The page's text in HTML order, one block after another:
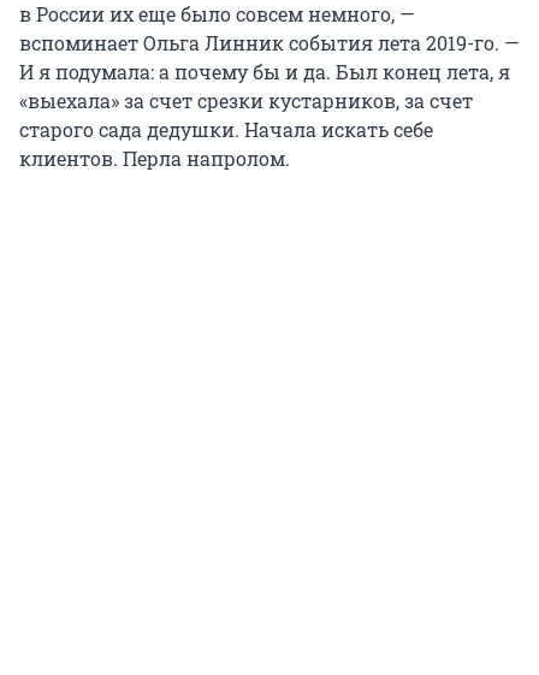
в России их еще было совсем немного, —
вспоминает Ольга Линник события лета 2019-го. —
И я подумала: а почему бы и да. Был конец лета, я
«выехала» за счет срезки кустарников, за счет
старого сада дедушки. Начала искать себе
клиентов. Перла напролом.